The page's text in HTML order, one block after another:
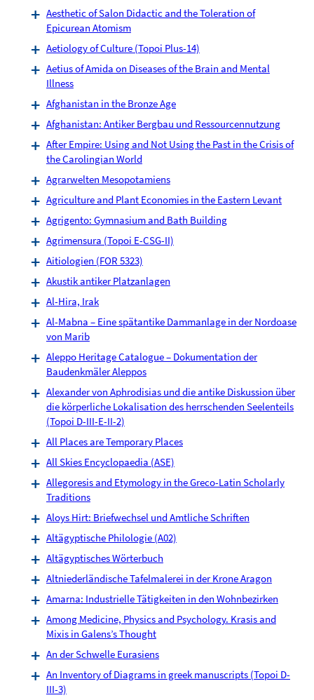
Aesthetic of Salon Didactic and the Toleration of
Epicurean Atomism
Aetiology of Culture (Topoi Plus-14)
Aetius of Amida on Diseases of the Brain and Mental
Illness
Afghanistan in the Bronze Age
Afghanistan: Antiker Bergbau und Ressourcennutzung
After Empire: Using and Not Using the Past in the Crisis of
the Carolingian World
Agrarwelten Mesopotamiens
Agriculture and Plant Economies in the Eastern Levant
Agrigento: Gymnasium and Bath Building
Agrimensura (Topoi E-CSG-II)
Aitiologien (FOR 5323)
Akustik antiker Platzanlagen
Al-Hira, Irak
Al-Mabna – Eine spätantike Dammanlage in der Nordoase
von Marib
Aleppo Heritage Catalogue – Dokumentation der
Baudenkmäler Aleppos
Alexander von Aphrodisias und die antike Diskussion über
die körperliche Lokalisation des herrschenden Seelenteils
(Topoi D-III-E-II-2)
All Places are Temporary Places
All Skies Encyclopaedia (ASE)
Allegoresis and Etymology in the Greco-Latin Scholarly
Traditions
Aloys Hirt: Briefwechsel und Amtliche Schriften
Altägyptische Philologie (A02)
Altägyptisches Wörterbuch
Altniederländische Tafelmalerei in der Krone Aragon
Amarna: Industrielle Tätigkeiten in den Wohnbezirken
Among Medicine, Physics and Psychology. Krasis and
Mixis in Galens’s Thought
An der Schwelle Eurasiens
An Inventory of Diagrams in greek manuscripts (Topoi D-
III-3)